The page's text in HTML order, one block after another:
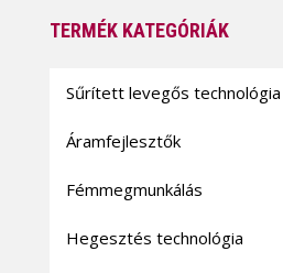
TERMÉK KATEGÓRIÁK
Sűrített levegős technológia
Áramfejlesztők
Fémmegmunkálás
Hegesztés technológia